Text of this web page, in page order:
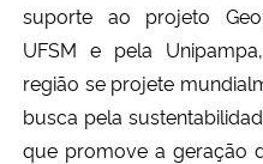
suporte ao projeto
UFSM e pela
região se projete
busca pela
que promove a geração